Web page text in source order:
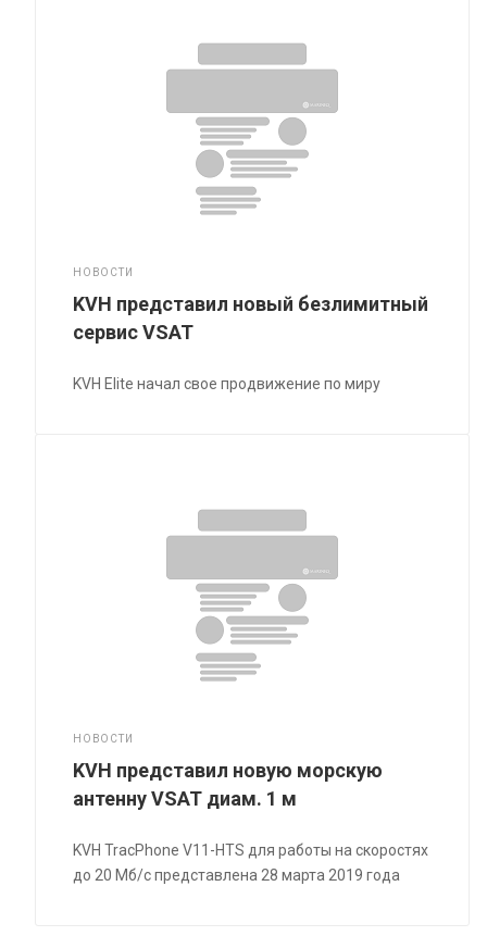
НОВОСТИ
KVH представил новый безлимитный
сервис VSAT
KVH Elite начал свое продвижение по миру
НОВОСТИ
KVH представил новую морскую
антенну VSAT диам. 1 м
KVH TracPhone V11-HTS для работы на скоростях
до 20 Мб/с представлена 28 марта 2019 года